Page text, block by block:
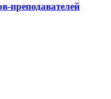
преподавателей